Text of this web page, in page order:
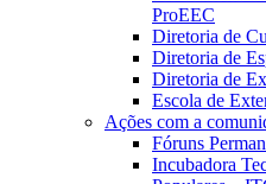
ProEEC
Diretoria de
Diretoria de
Diretoria de
Escola de
Ações com a
Fóruns
Incubadora